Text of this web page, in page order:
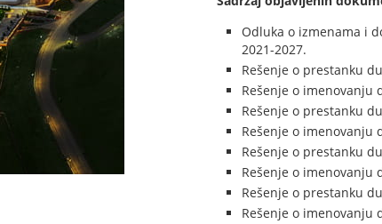
Odluka o izmenama i
2021-2027.
Rešenje o prestanku
Rešenje o imenovanju
Rešenje o prestanku
Rešenje o imenovanju
Rešenje o prestanku
Rešenje o imenovanju
Rešenje o prestanku
Rešenje o imenovanju